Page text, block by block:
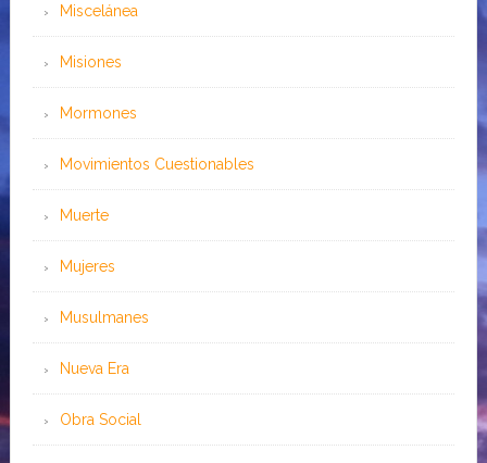
Miscelánea
Misiones
Mormones
Movimientos Cuestionables
Muerte
Mujeres
Musulmanes
Nueva Era
Obra Social